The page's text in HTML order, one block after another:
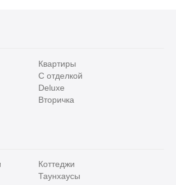
Квартиры
С отделкой
Deluxe
Вторичка
Коттеджи
Таунхаусы